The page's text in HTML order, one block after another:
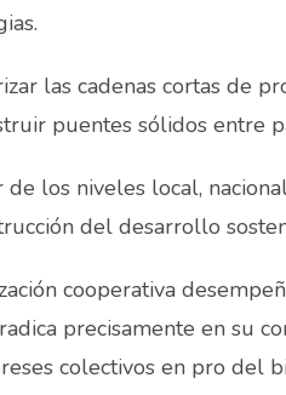
las cadenas cortas de
puentes sólidos entre
los niveles local,
del desarrollo
cooperativa
precisamente en su
colectivos en pro del